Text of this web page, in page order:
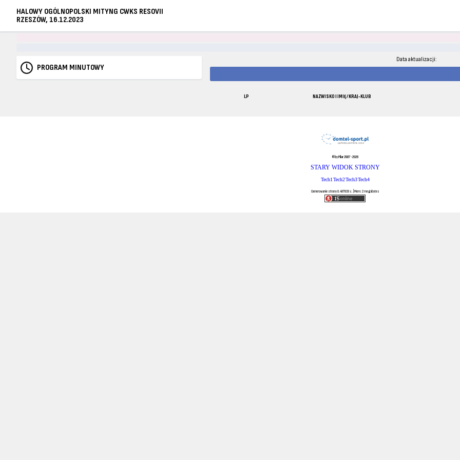
HALOWY OGÓLNOPOLSKI MITYNG CWKS RESOVII
RZESZÓW, 16.12.2023
PROGRAM MINUTOWY
Data aktualizacji:
LP NAZWISKO I IMIĘ / KRAJ-KLUB
© by Pilar 2007-2026
STARY WIDOK STRONY
Tech1Tech2Tech3Tech4
Generowanie strony 0.487839 s. | Mem: 2 megabytes